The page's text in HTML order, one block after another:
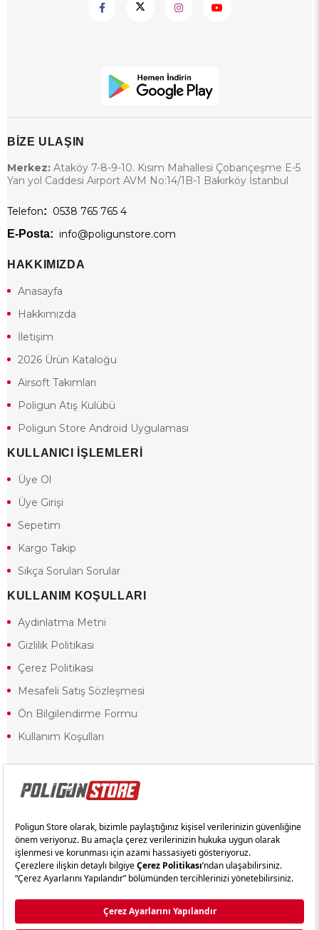
BİZE ULAŞIN
Merkez: Ataköy 7-8-9-10. Kısım Mahallesi Çobançeşme E-5
Yan yol Caddesi Airport AVM No:14/1B-1 Bakırköy İstanbul
Telefon: 0538 765 765 4
E-Posta: info@poligunstore.com
HAKKIMIZDA
Anasayfa
Hakkımızda
İletişim
2026 Ürün Kataloğu
Airsoft Takımları
Poligun Atış Kulübü
Poligun Store Android Uygulaması
KULLANICI İŞLEMLERİ
Üye Ol
Üye Girişi
Sepetim
Kargo Takip
Sıkça Sorulan Sorular
KULLANIM KOŞULLARI
Aydınlatma Metni
Gizlilik Politikası
Çerez Politikası
Mesafeli Satış Sözleşmesi
Ön Bilgilendirme Formu
Kullanım Koşulları
18 yaşından küçük olduğunuz halde siteye girerseniz ve mesafeli satış
kısıtlamalardan dolayı oluşabilecek herhangi bir durumda doğacak yasal
sorumluluk ve yükümlülükler tamamen tarafınıza ait olacak ve cezai
Yasa gereği 18 yaşından küçük olanların sitemizi görüntülemesi ve
alışveriş yapmaları yasaktır. Konuyla ilgili olarak site kullanım
sözleşmemimizi okuyabilirsiniz.
Ticimax Tarafından Hazırlanmıştır.